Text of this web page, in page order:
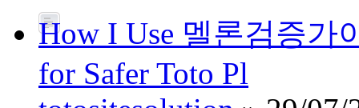
How I Use 멜론검증가
for Safer Toto Pl